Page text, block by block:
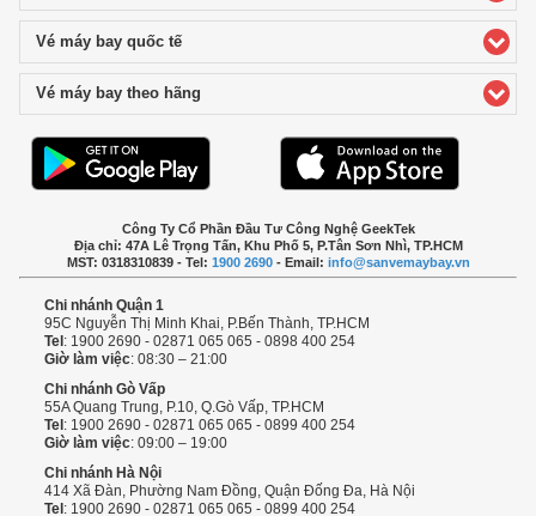
Vé máy bay quốc tếclick to expand contents
Vé máy bay theo hãng
Công Ty Cổ Phần Đầu Tư Công Nghệ GeekTek
Địa chỉ: 47A Lê Trọng Tấn, Khu Phố 5, P.Tân Sơn Nhì, TP.HCM
MST: 0318310839 - Tel: 1900 2690- Email: info@sanvemaybay.vn
Chi nhánh Quận 1
95C Nguyễn Thị Minh Khai, P.Bến Thành, TP.HCM
Tel: 1900 2690 - 02871 065 065 - 0898 400 254
Giờ làm việc: 08:30 – 21:00
Chi nhánh Gò Vấp
55A Quang Trung, P.10, Q.Gò Vấp, TP.HCM
Tel: 1900 2690 - 02871 065 065 - 0899 400 254
Giờ làm việc: 09:00 – 19:00
Chi nhánh Hà Nội
414 Xã Đàn, Phường Nam Đồng, Quận Đống Đa, Hà Nội
Tel: 1900 2690 - 02871 065 065 - 0899 400 254